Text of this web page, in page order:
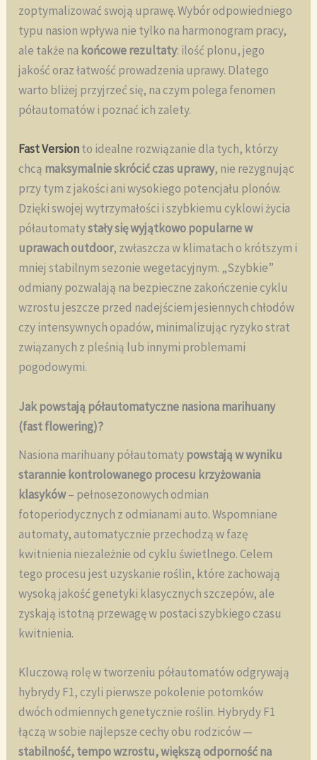
zoptymalizować swoją uprawę. Wybór odpowiedniego
typu nasion wpływa nie tylko na harmonogram pracy,
ale także na końcowe rezultaty: ilość plonu, jego
jakość oraz łatwość prowadzenia uprawy. Dlatego
warto bliżej przyjrzeć się, na czym polega fenomen
półautomatów i poznać ich zalety.
Fast Versionto idealne rozwiązanie dla tych, którzy
chcą maksymalnie skrócić czas uprawy, nie rezygnując
przy tym z jakości ani wysokiego potencjału plonów.
Dzięki swojej wytrzymałości i szybkiemu cyklowi życia
półautomatystały się wyjątkowo popularne w
uprawach outdoor, zwłaszcza w klimatach o krótszym i
mniej stabilnym sezonie wegetacyjnym. „Szybkie”
odmiany pozwalają na bezpieczne zakończenie cyklu
wzrostu jeszcze przed nadejściem jesiennych chłodów
czy intensywnych opadów, minimalizując ryzyko strat
związanych z pleśnią lub innymi problemami
pogodowymi.
Jak powstają półautomatyczne nasiona marihuany
(fast flowering)?
Nasiona marihuany półautomatypowstają w wyniku
starannie kontrolowanego procesu krzyżowania
klasyków– pełnosezonowych odmian
fotoperiodycznych z odmianami auto. Wspomniane
automaty, automatycznie przechodzą w fazę
kwitnienia niezależnie od cyklu świetlnego. Celem
tego procesu jest uzyskanie roślin, które zachowają
wysoką jakość genetyki klasycznych szczepów, ale
zyskają istotną przewagę w postaci szybkiego czasu
kwitnienia.
Kluczową rolę w tworzeniu półautomatów odgrywają
hybrydy F1, czyli pierwsze pokolenie potomków
dwóch odmiennych genetycznie roślin. Hybrydy F1
łączą w sobie najlepsze cechy obu rodziców —
stabilność, tempo wzrostu, większą odporność na